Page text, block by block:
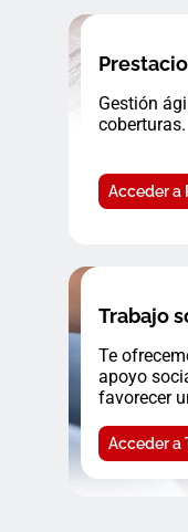
Gestión
coberturas.
Acceder a
Trabajo
Te
apoyo
favorecer
Acceder a